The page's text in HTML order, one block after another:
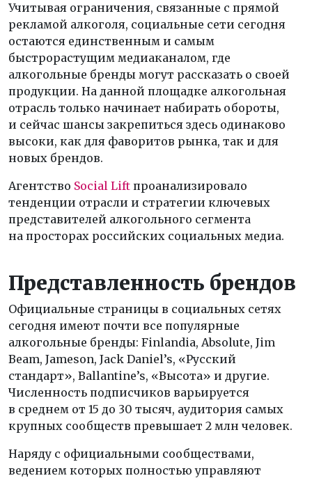
Учитывая ограничения, связанные с прямой
рекламой алкоголя, социальные сети сегодня
остаются единственным и самым
быстрорастущим медиаканалом, где
алкогольные бренды могут рассказать о своей
продукции. На данной площадке алкогольная
отрасль только начинает набирать обороты,
и сейчас шансы закрепиться здесь одинаково
высоки, как для фаворитов рынка, так и для
новых брендов.
Агентство Social Lift проанализировало
тенденции отрасли и стратегии ключевых
представителей алкогольного сегмента
на просторах российских социальных медиа.
Представленность брендов
Официальные страницы в социальных сетях
сегодня имеют почти все популярные
алкогольные бренды: Finlandia, Absolute, Jim
Beam, Jameson, Jack Daniel’s, «Русский
стандарт», Ballantine’s, «Высота» и другие.
Численность подписчиков варьируется
в среднем от 15 до 30 тысяч, аудитория самых
крупных сообществ превышает 2 млн человек.
Наряду с официальными сообществами,
ведением которых полностью управляют